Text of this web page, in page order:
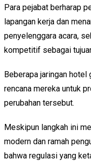
Para pejabat berharap
lapangan kerja dan
penyelenggara acara,
kompetitif sebagai
Beberapa jaringan
rencana mereka untuk
perubahan tersebut.
Meskipun langkah ini
modern dan ramah
bahwa regulasi yang